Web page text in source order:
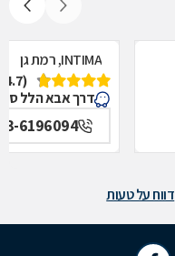
INTIMA, רמת גן
(4.7)
דרך אבא הלל סילבר 301,
6196094
דווח על טעות